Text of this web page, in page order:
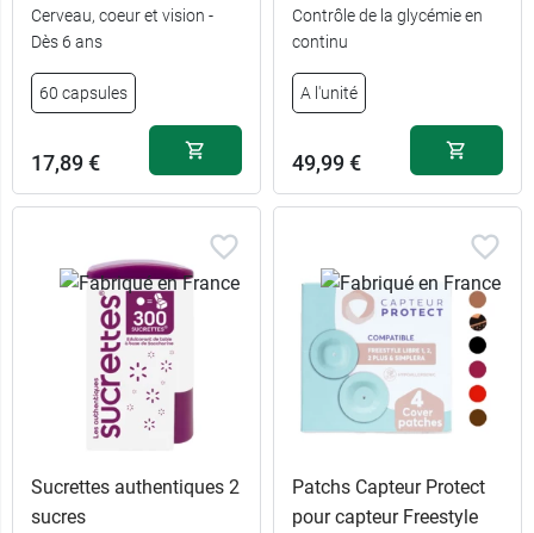
Cerveau, coeur et vision -
Dès 6 ans
60 capsules
17,89 €
Contrôle de la glycémie en
continu
A l'unité
49,99 €
Sucrettes authentiques 2
sucres
Patchs Capteur Protect
pour capteur Freestyle